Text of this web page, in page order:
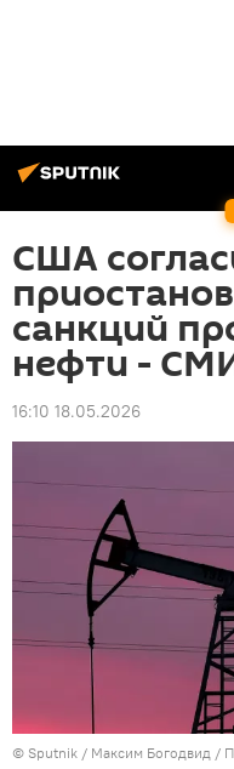
США
санкций
нефти -
16:10 18.05.2026
© Sputnik / Максим Богодвид /